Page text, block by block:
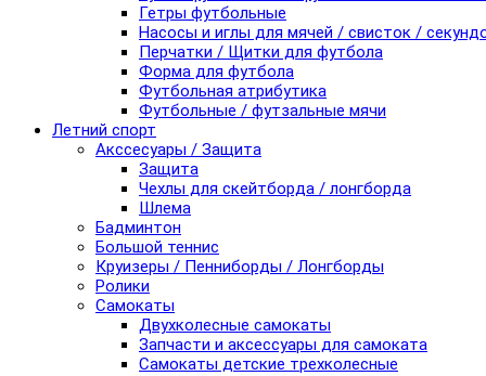
Гетры футбольные
Насосы и иглы для мячей / свисток /
Перчатки / Щитки для футбола
Форма для футбола
Футбольная атрибутика
Футбольные / футзальные мячи
Летний спорт
Акссесуары / Защита
Защита
Чехлы для скейтборда / лонгборда
Шлема
Бадминтон
Большой теннис
Круизеры / Пенниборды / Лонгборды
Ролики
Самокаты
Двухколесные самокаты
Запчасти и аксессуары для самоката
Самокаты детские трехколесные